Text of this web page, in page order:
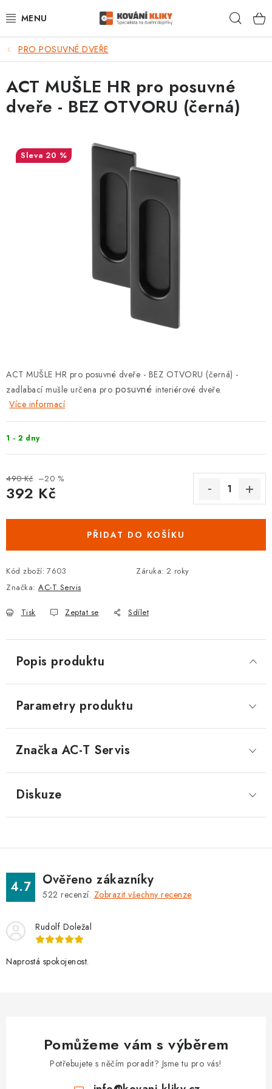
na
VÝPRODEJ - TOP AKCE
BLOG
UŽITEČNÉ RADY
VRÁCENÍ ZBOŽÍ
KOVÁNÍ A KLIKY
BEZPEČNOSTNÍ KOVÁNÍ
ZÁMKY, PETLICE A ZÁVORY
PRO POSUVNÉ DVEŘE
STAVEBNÍ POUZDRA
POKLADNIČKY NA ZÁMEK
SCHRÁNKY NA KLÍČE
ZNAČKY
Oboroví ODBORNÍCI
PRO POSUVNÉ DVEŘE
ACT MUŠLE HR pro posuvné dveře - BEZ OTVORU (černá) -
zadlabací mušle určena pro posuvné interiérové dveře.
Více informací
1 - 2 dny
490 Kč –20 %
392 Kč
PŘIDAT DO KOŠÍKU
Kód zboží: 7603 Záruka: 2 roky
Značka: AC-T Servis
Tisk Zeptat se Sdílet
ACT MUŠLE HR pro posuvné
dveře - BEZ OTVORU (černá)
20 %
Popis produktu
Parametry produktu
Značka AC-T Servis
Diskuze
4.7 Ověřeno zákazníky
522 recenzí. Zobrazit všechny recenze
Rudolf Doležal
Naprostá spokojenost.
Pomůžeme vám s výběrem
Potřebujete s něčím poradit? Jsme tu pro vás!